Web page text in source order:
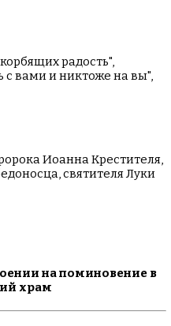
радость",
вами и никтоже на вы",
Иоанна Крестителя,
святителя Луки
на поминовение в
храм